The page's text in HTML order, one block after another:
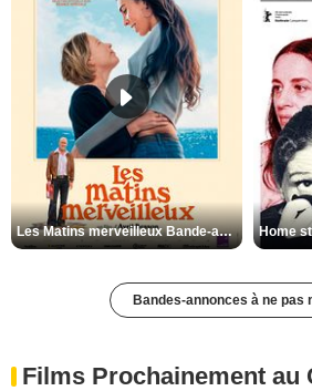
Les Matins merveilleux Bande-annonce VF
Bandes-annonces à ne pas
Films Prochainement au